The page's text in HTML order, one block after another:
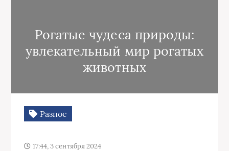
Рогатые чудеса природы:
увлекательный мир рогатых
животных
Разное
17:44, 3 сентября 2024